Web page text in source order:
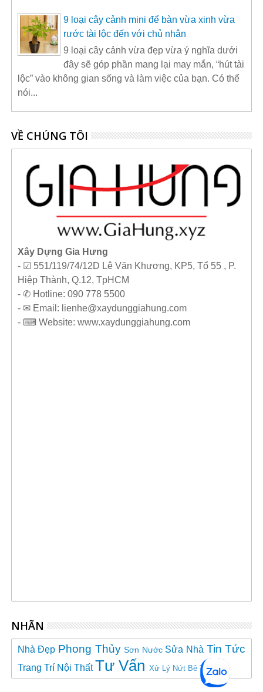
9 loại cây cảnh mini để bàn vừa xinh vừa
rước tài lộc đến với chủ nhân
9 loại cây cảnh vừa đẹp vừa ý nghĩa dưới
đây sẽ góp phần mang lại may mắn, “hút tài
lộc” vào không gian sống và làm việc của bạn. Có thể
nói...
VỀ CHÚNG TÔI
Xây Dựng Gia Hưng
- ☑ 551/119/74/12D Lê Văn Khương, KP5, Tổ 55 , P.
Hiệp Thành, Q.12, TpHCM
- ✆ Hotline: 090 778 5500
- ✉ Email: lienhe@xaydunggiahung.com
- ⌨ Website: www.xaydunggiahung.com
NHÃN
Nhà Đẹp Phong Thủy Sơn Nước Sửa Nhà Tin Tức
Trang Trí Nội Thất Tư Vấn Xử Lý Nứt Bê Tông